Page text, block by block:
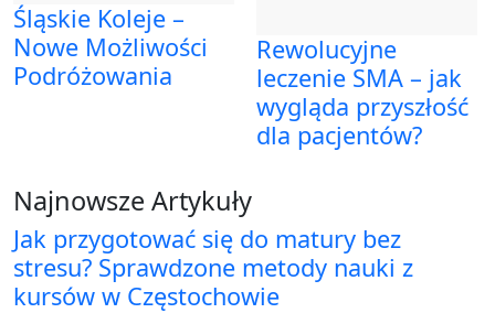
Śląskie Koleje –
Nowe Możliwości
Podróżowania
Rewolucyjne
leczenie SMA – jak
wygląda przyszłość
dla pacjentów?
Najnowsze Artykuły
Jak przygotować się do matury bez
stresu? Sprawdzone metody nauki z
kursów w Częstochowie